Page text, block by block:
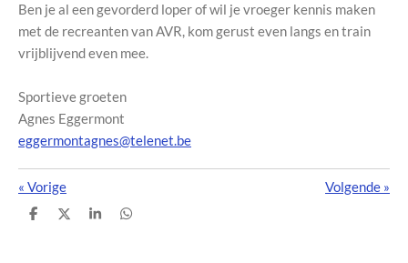
Ben je al een gevorderd loper of wil je vroeger kennis maken
met de recreanten van AVR, kom gerust even langs en train
vrijblijvend even mee.
Sportieve groeten
Agnes Eggermont
eggermontagnes@telenet.be
« Vorige Volgende »
D
D
S
D